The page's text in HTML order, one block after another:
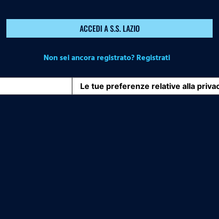
ACCEDI A S.S. LAZIO
Non sei ancora registrato? Registrati
Le tue preferenze relative alla